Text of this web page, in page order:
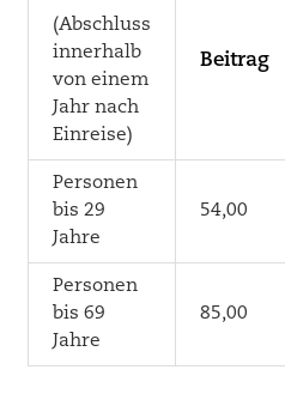
(Abschluss
innerhalb
von einem
Jahr nach
Einreise)
Beitrag
Personen
bis 29
Jahre
54,00
Personen
bis 69
Jahre
85,00